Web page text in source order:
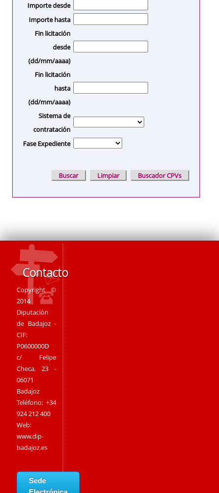
Importe desde
Importe hasta
Fin licitación
desde
(dd/mm/aaaa)
Fin licitación
hasta
(dd/mm/aaaa)
Sistema de
contratación
Fase Expediente
Contacto
Copyright ©
2014
Diputación
de Badajoz -
CIF:
P0600000D
c/ Felipe
Checa, 23 -
06071
Badajoz
Teléfono: +34
924 212 400
Web:
www.dip-
badajoz.es
Sede